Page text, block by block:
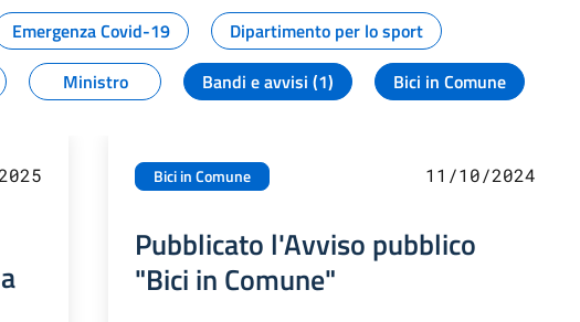
Emergenza Covid-19
Dipartimento per lo sport
Ministro Bandi e avvisi (1) Bici in Comune
Bici in Comune 11/10/2024
Pubblicato l'Avviso pubblico
"Bici in Comune"